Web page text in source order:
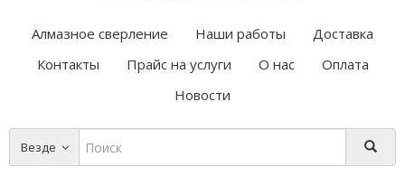
Алмазное сверление Наши работы
Доставка
Контакты
Прайс на услуги О нас
Оплата
Новости
Везде